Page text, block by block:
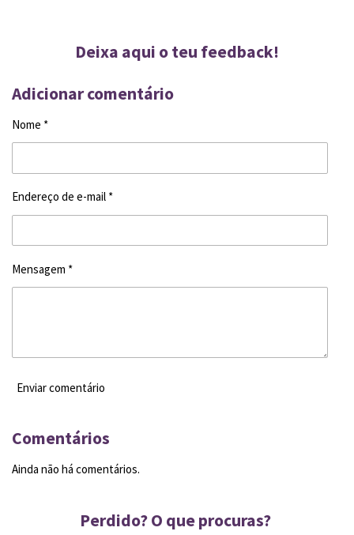
Deixa aqui o teu feedback!
Adicionar comentário
Nome *
Endereço de e-mail *
Mensagem *
Enviar comentário
Comentários
Ainda não há comentários.
Perdido? O que procuras?